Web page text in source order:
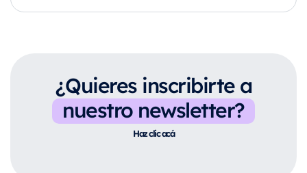
¿Quieres inscribirte a
nuestro newsletter?
Haz clic acá